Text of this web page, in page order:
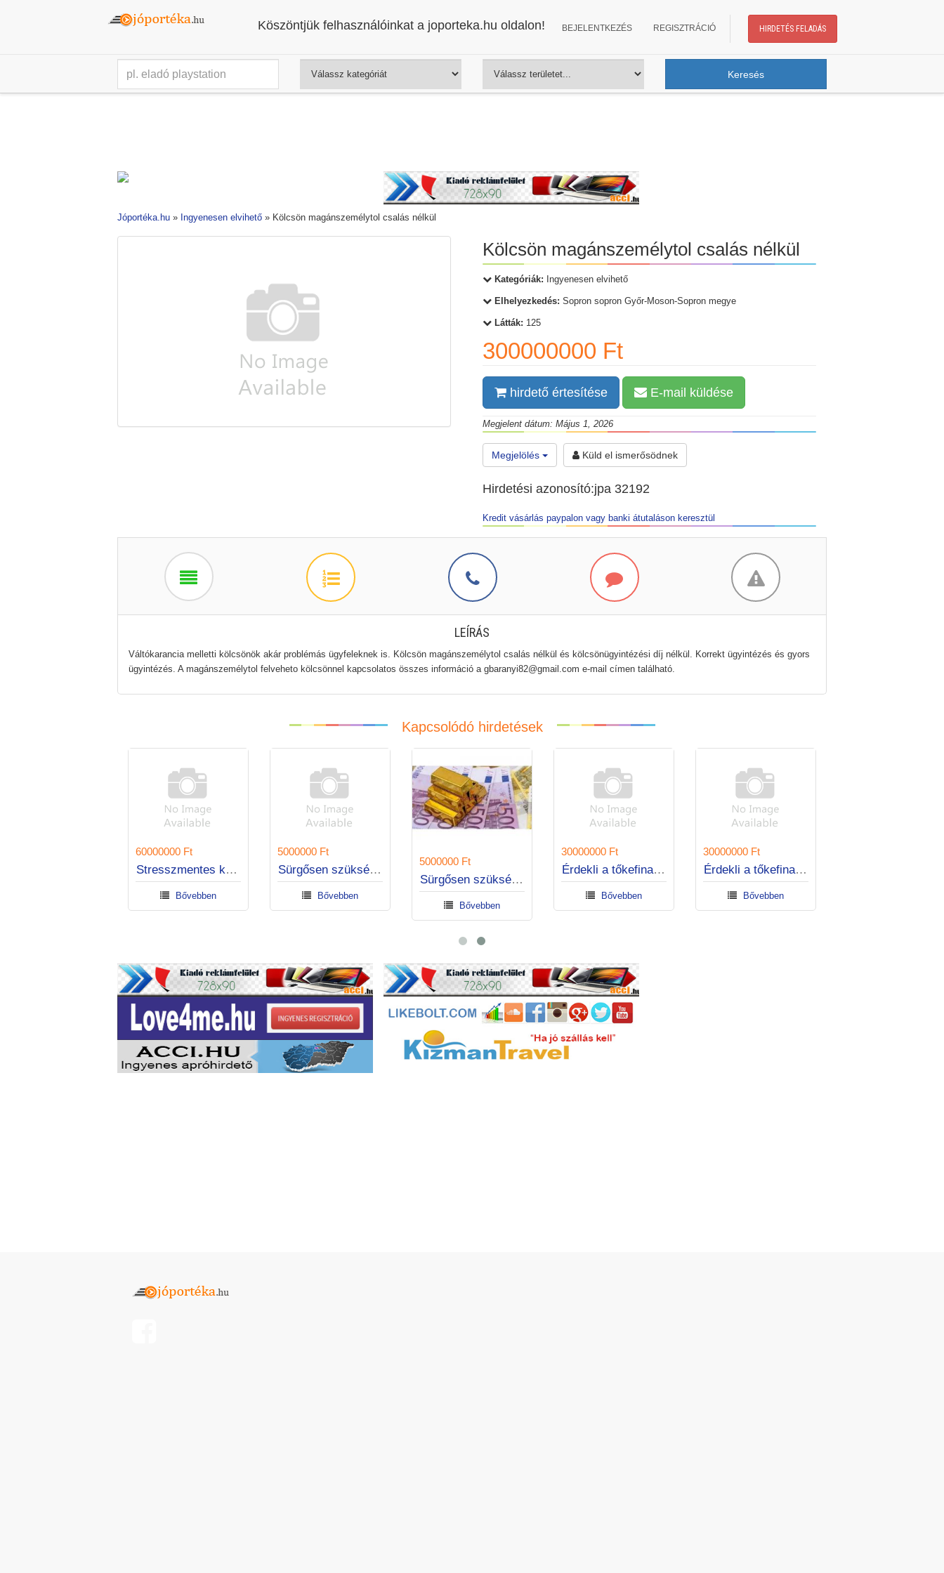
Köszöntjük felhasználóinkat a joporteka.hu oldalon! BEJELENTKEZÉS REGISZTRÁCIÓ HIRDETÉS FELADÁS
Jóportéka.hu » Ingyenesen elvihető » Kölcsön magánszemélytol csalás nélkül
Kölcsön magánszemélytol csalás nélkül
Kategóriák: Ingyenesen elvihető
Elhelyezkedés: Sopron sopron Győr-Moson-Sopron megye
Látták: 125
300000000 Ft
hirdető értesítése E-mail küldése
Megjelent dátum: Május 1, 2026
Megjelölés Küld el ismerősödnek
Hirdetési azonosító:jpa 32192
Kredit vásárlás paypalon vagy banki átutaláson keresztül
LEÍRÁS
Váltókarancia melletti kölcsönök akár problémás ügyfeleknek is. Kölcsön magánszemélytol csalás nélkül és kölcsönügyintézési díj nélkül. Korrekt ügyintézés és gyors
ügyintézés. A magánszemélytol felveheto kölcsönnel kapcsolatos összes információ a gbaranyi82@gmail.com e-mail címen található.
Kapcsolódó hirdetések
60000000 Ft
Stresszmentes kölcsönök egyszerű jóváhagyással
Bővebben
5000000 Ft
Sürgősen szüksége van kölcsönre még ma? UNIQUE2AAL@GMAIL.COM
Bővebben
5000000 Ft
Sürgősen szüksége van kölcsönre még ma?
Bővebben
30000000 Ft
Érdekli a tőkefinanszírozás?
Bővebben
30000000 Ft
Érdekli a tőkefinanszírozás?
Bővebben